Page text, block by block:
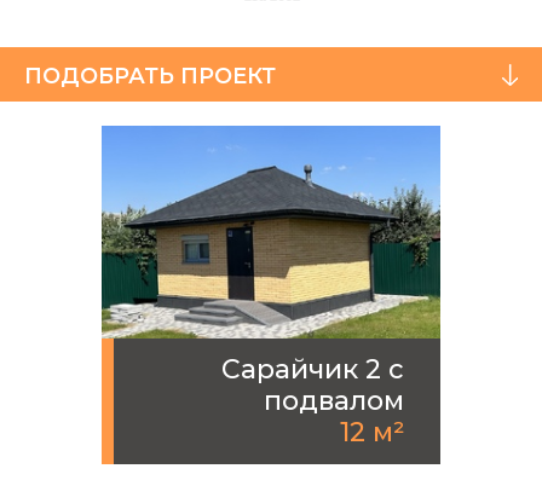
ПОДОБРАТЬ ПРОЕКТ
Сарайчик 2 с
подвалом
12 м²